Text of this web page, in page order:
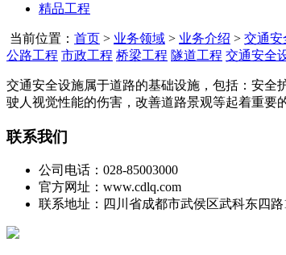
精品工程
当前位置： 首页 > 业务领域 > 业务介绍 > 交通安
公路工程 市政工程 桥梁工程 隧道工程 交通安全
交通安全设施属于道路的基础设施，包括：安全
驶人视觉性能的伤害，改善道路景观等起着重要
联系我们
公司电话：028-85003000
官方网址：www.cdlq.com
联系地址：四川省成都市武侯区武科东四路